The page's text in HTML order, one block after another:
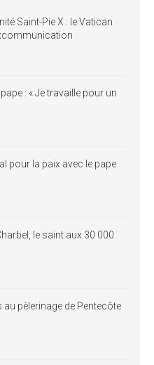
Saint-Pie X : le Vatican
: « Je travaille pour un
pour la paix avec le pape
le saint aux 30 000
pèlerinage de Pentecôte